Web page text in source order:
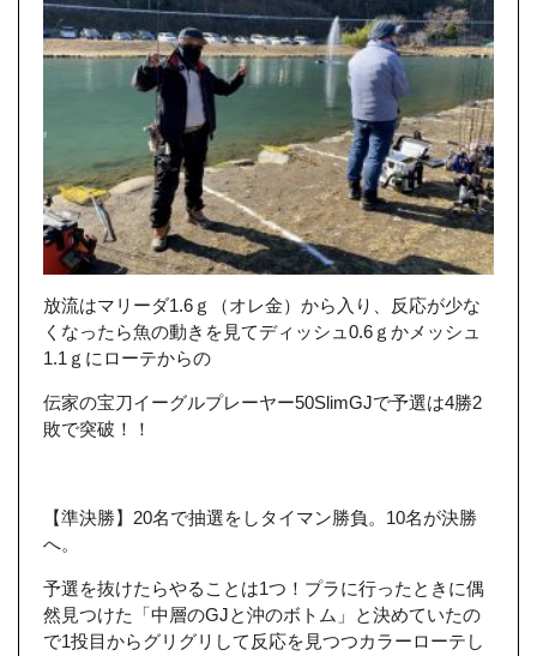
放流はマリーダ1.6ｇ（オレ金）から入り、反応が少な
くなったら魚の動きを見てディッシュ0.6ｇかメッシュ
1.1ｇにローテからの
伝家の宝刀イーグルプレーヤー50SlimGJで予選は4勝2
敗で突破！！
【準決勝】20名で抽選をしタイマン勝負。10名が決勝
へ。
予選を抜けたらやることは1つ！プラに行ったときに偶
然見つけた「中層のGJと沖のボトム」と決めていたの
で1投目からグリグリして反応を見つつカラーローテし